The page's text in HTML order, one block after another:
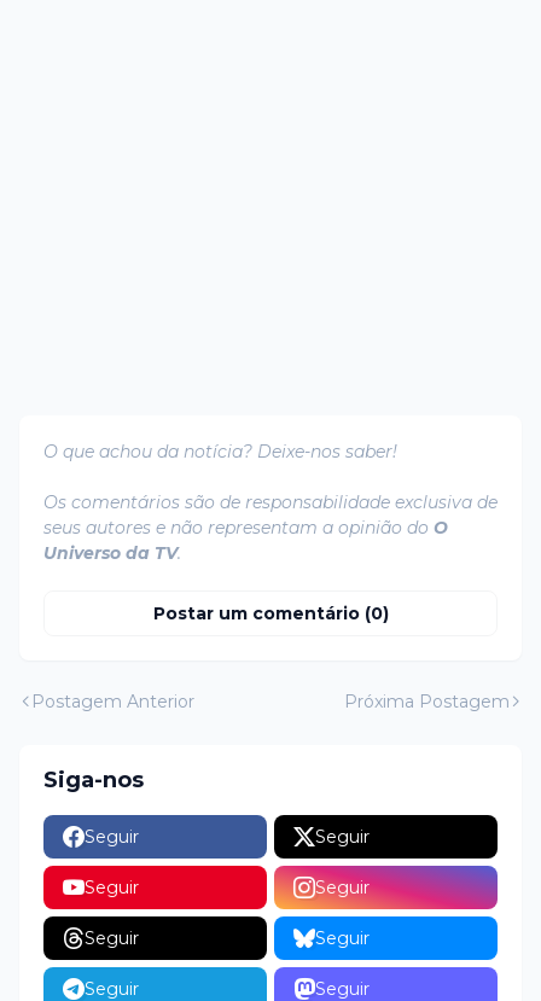
O que achou da notícia? Deixe-nos saber!
Os comentários são de responsabilidade exclusiva de
seus autores e não representam a opinião do O
Universo da TV.
Postar um comentário (0)
Postagem Anterior Próxima Postagem
Siga-nos
Seguir Seguir
Seguir Seguir
Seguir Seguir
Seguir Seguir